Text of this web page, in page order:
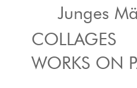
Junges
COLLAGES
WORKS ON